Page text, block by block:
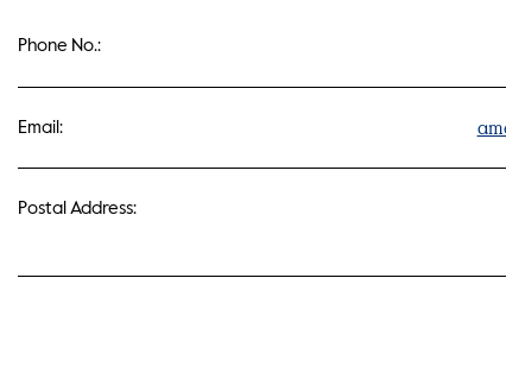
Phone No.:
Email:
Postal Address: